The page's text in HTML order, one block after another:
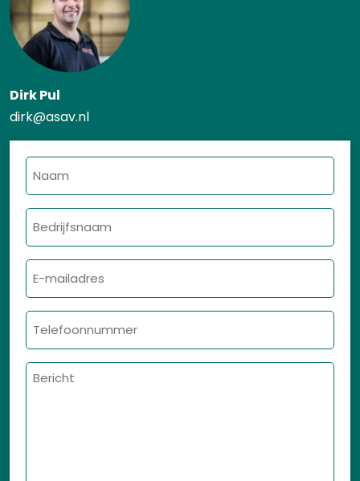
Dirk Pul
dirk@asav.nl
Naam
Bedrijfsnaam
E-
mailadres
Telefoonnummer
Bericht